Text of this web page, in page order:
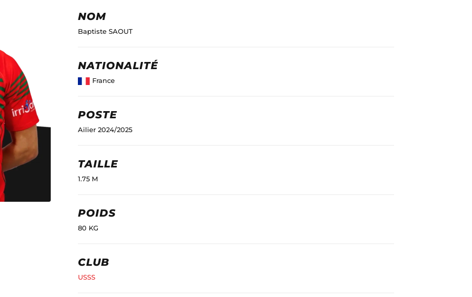
NOM
Baptiste SAOUT
NATIONALITÉ
France
POSTE
Ailier 2024/2025
TAILLE
1.75 M
POIDS
80 KG
CLUB
USSS